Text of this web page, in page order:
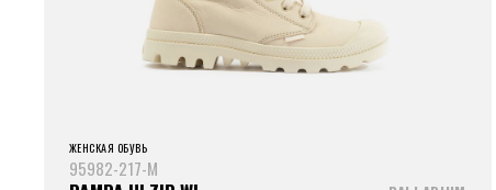
ЖЕНСКАЯ ОБУВЬ
95982-217-M